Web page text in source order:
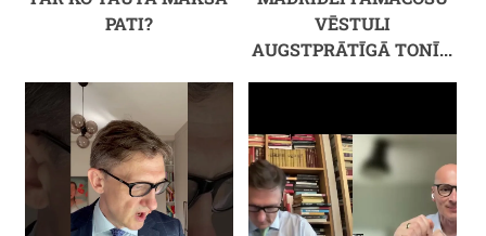
PATI?
VĒSTULI
AUGSTPRĀTĪGĀ TONĪ...